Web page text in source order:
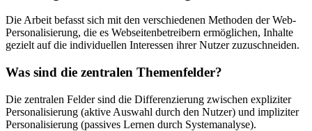
Die Arbeit befasst sich mit den verschiedenen Methoden der Web-
Personalisierung, die es Webseitenbetreibern ermöglichen, Inhalte
gezielt auf die individuellen Interessen ihrer Nutzer zuzuschneiden.
Was sind die zentralen Themenfelder?
Die zentralen Felder sind die Differenzierung zwischen expliziter
Personalisierung (aktive Auswahl durch den Nutzer) und impliziter
Personalisierung (passives Lernen durch Systemanalyse).